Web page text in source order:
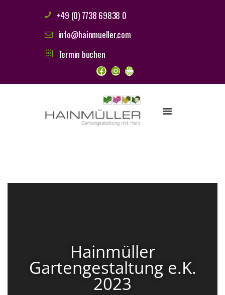
+49 (0) 7738 69838 0
info@hainmueller.com
Termin buchen
HAINMÜLLER FAMILIE
LEISTUNGEN
REFERENZEN
STELLENANGEBOTE